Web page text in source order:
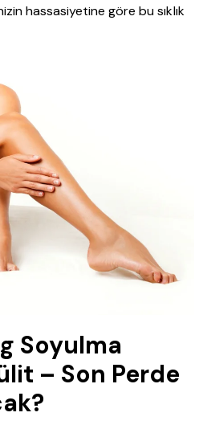
hassasiyetine göre bu sıklık
Soyulma
– Son Perde